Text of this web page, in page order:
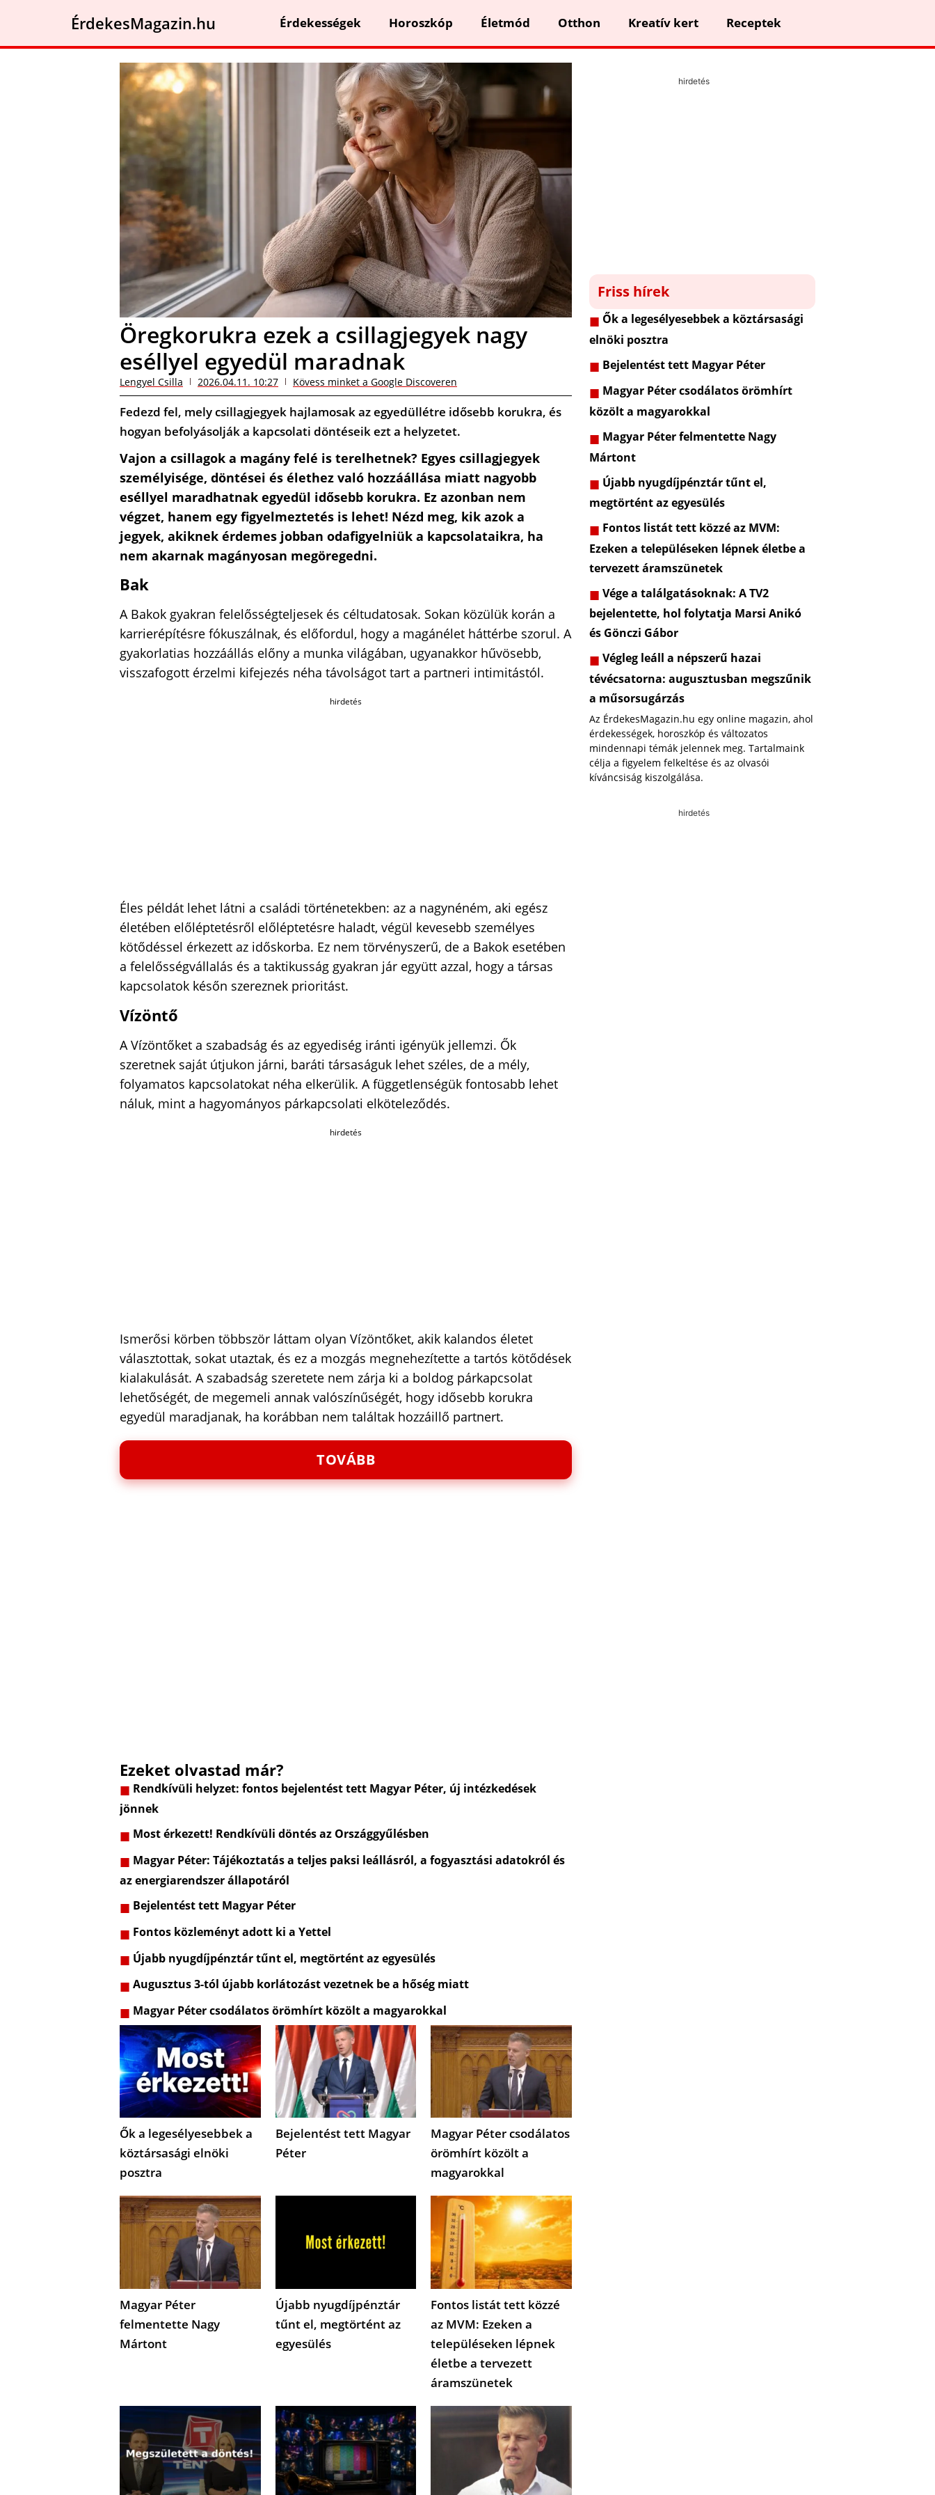
ÉrdekesMagazin.hu Érdekességek Horoszkóp Életmód Otthon Kreatív kert Receptek
Öregkorukra ezek a csillagjegyek nagy
eséllyel egyedül maradnak
Lengyel Csilla 2026.04.11. 10:27 Kövess minket a Google Discoveren
Fedezd fel, mely csillagjegyek hajlamosak az egyedüllétre idősebb korukra, és
hogyan befolyásolják a kapcsolati döntéseik ezt a helyzetet.
Vajon a csillagok a magány felé is terelhetnek? Egyes csillagjegyek
személyisége, döntései és élethez való hozzáállása miatt nagyobb
eséllyel maradhatnak egyedül idősebb korukra. Ez azonban nem
végzet, hanem egy figyelmeztetés is lehet! Nézd meg, kik azok a
jegyek, akiknek érdemes jobban odafigyelniük a kapcsolataikra, ha
nem akarnak magányosan megöregedni.
Bak
A Bakok gyakran felelősségteljesek és céltudatosak. Sokan közülük korán a
karrierépítésre fókuszálnak, és előfordul, hogy a magánélet háttérbe szorul. A
gyakorlatias hozzáállás előny a munka világában, ugyanakkor hűvösebb,
visszafogott érzelmi kifejezés néha távolságot tart a partneri intimitástól.
hirdetés
Éles példát lehet látni a családi történetekben: az a nagynéném, aki egész
életében előléptetésről előléptetésre haladt, végül kevesebb személyes
kötődéssel érkezett az időskorba. Ez nem törvényszerű, de a Bakok esetében
a felelősségvállalás és a taktikusság gyakran jár együtt azzal, hogy a társas
kapcsolatok későn szereznek prioritást.
Vízöntő
A Vízöntőket a szabadság és az egyediség iránti igényük jellemzi. Ők
szeretnek saját útjukon járni, baráti társaságuk lehet széles, de a mély,
folyamatos kapcsolatokat néha elkerülik. A függetlenségük fontosabb lehet
náluk, mint a hagyományos párkapcsolati elköteleződés.
hirdetés
Ismerősi körben többször láttam olyan Vízöntőket, akik kalandos életet
választottak, sokat utaztak, és ez a mozgás megnehezítette a tartós kötődések
kialakulását. A szabadság szeretete nem zárja ki a boldog párkapcsolat
lehetőségét, de megemeli annak valószínűségét, hogy idősebb korukra
egyedül maradjanak, ha korábban nem találtak hozzáillő partnert.
TOVÁBB
Ezeket olvastad már?
Rendkívüli helyzet: fontos bejelentést tett Magyar Péter, új intézkedések
jönnek
Most érkezett! Rendkívüli döntés az Országgyűlésben
Magyar Péter: Tájékoztatás a teljes paksi leállásról, a fogyasztási adatokról és
az energiarendszer állapotáról
Bejelentést tett Magyar Péter
Fontos közleményt adott ki a Yettel
Újabb nyugdíjpénztár tűnt el, megtörtént az egyesülés
Augusztus 3-tól újabb korlátozást vezetnek be a hőség miatt
Magyar Péter csodálatos örömhírt közölt a magyarokkal
Ők a legesélyesebbek a
köztársasági elnöki
posztra
Bejelentést tett Magyar
Péter
Magyar Péter csodálatos
örömhírt közölt a
magyarokkal
Magyar Péter
felmentette Nagy
Mártont
Újabb nyugdíjpénztár
tűnt el, megtörtént az
egyesülés
Fontos listát tett közzé
az MVM: Ezeken a
településeken lépnek
életbe a tervezett
áramszünetek
hirdetés
Friss hírek
Ők a legesélyesebbek a köztársasági
elnöki posztra
Bejelentést tett Magyar Péter
Magyar Péter csodálatos örömhírt
közölt a magyarokkal
Magyar Péter felmentette Nagy
Mártont
Újabb nyugdíjpénztár tűnt el,
megtörtént az egyesülés
Fontos listát tett közzé az MVM:
Ezeken a településeken lépnek életbe a
tervezett áramszünetek
Vége a találgatásoknak: A TV2
bejelentette, hol folytatja Marsi Anikó
és Gönczi Gábor
Végleg leáll a népszerű hazai
tévécsatorna: augusztusban megszűnik
a műsorsugárzás
Az ÉrdekesMagazin.hu egy online magazin, ahol
érdekességek, horoszkóp és változatos
mindennapi témák jelennek meg. Tartalmaink
célja a figyelem felkeltése és az olvasói
kíváncsiság kiszolgálása.
hirdetés